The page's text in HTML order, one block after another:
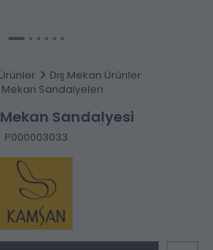
Ürünler
Dış Mekan Ürünler
Mekan Sandalyeleri
Mekan Sandalyesi
P000003033